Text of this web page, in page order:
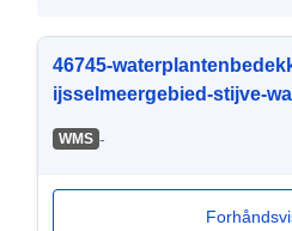
46745-
ijsselmeergebied-stijve-
WMS -